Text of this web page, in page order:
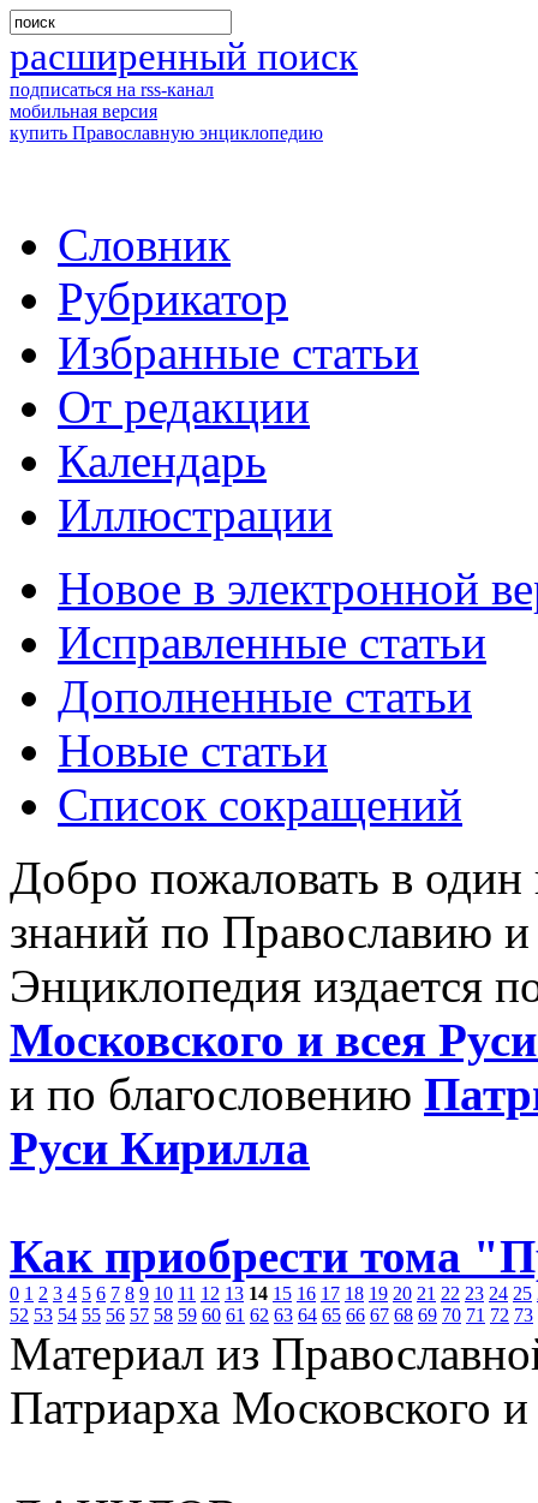
расширенный поиск
подписаться на rss-канал
мобильная версия
купить Православную энциклопедию
Словник
Рубрикатор
Избранные статьи
От редакции
Календарь
Иллюстрации
Новое в электронной
Исправленные статьи
Дополненные статьи
Новые статьи
Список сокращений
Добро пожаловать в
знаний по Православию
Энциклопедия издается
Московского и всея
и по благословению
Руси Кирилла
Как приобрести тома
0 1 2 3 4 5 6 7 8 9 10 11 12 13 14 15 16 17 18 19 20 21 22 23 24 25
52 53 54 55 56 57 58 59 60 61 62 63 64 65 66 67 68 69 70 71 72 73
Материал из
Патриарха Московского